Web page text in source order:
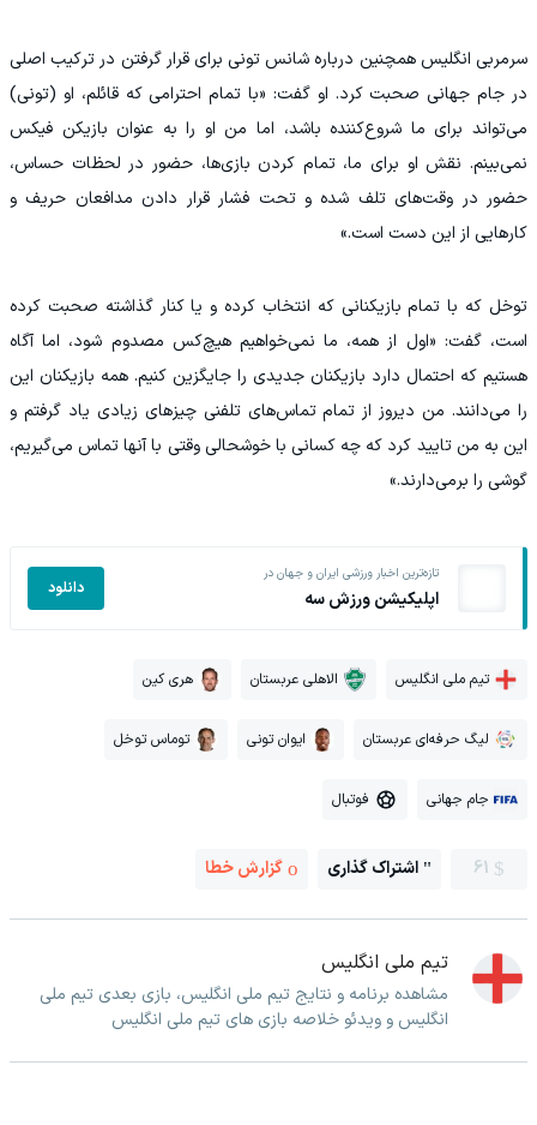
سرمربی انگلیس همچنین درباره شانس تونی برای قرار گرفتن در ترکیب اصلی
در جام جهانی صحبت کرد. او گفت: «با تمام احترامی که قائلم، او (تونی)
می‌تواند برای ما شروع‌کننده باشد، اما من او را به عنوان بازیکن فیکس
نمی‌بینم. نقش او برای ما، تمام کردن بازی‌ها، حضور در لحظات حساس،
حضور در وقت‌های تلف‌ شده و تحت فشار قرار دادن مدافعان حریف و
کارهایی از این دست است.»
توخل که با تمام بازیکنانی که انتخاب کرده و یا کنار گذاشته صحبت کرده
است، گفت: «اول از همه، ما نمی‌خواهیم هیچ‌کس مصدوم شود، اما آگاه
هستیم که احتمال دارد بازیکنان جدیدی را جایگزین کنیم. همه بازیکنان این
را می‌دانند. من دیروز از تمام تماس‌های تلفنی چیزهای زیادی یاد گرفتم و
این به من تایید کرد که چه کسانی با خوشحالی وقتی با آنها تماس می‌گیریم،
گوشی را برمی‌دارند.»
تازه‌ترین اخبار ورزشی ایران و جهان در
اپلیکیشن ورزش سه دانلود
تیم ملی انگلیس الاهلی عربستان هری کین
لیگ حرفه‌ای عربستان ایوان تونی توماس توخل
جام جهانی فوتبال
61 اشتراک گذاری گزارش خطا
تیم ملی انگلیس
مشاهده برنامه و نتایج تیم ملی انگلیس، بازی بعدی تیم ملی
انگلیس و ویدئو خلاصه بازی های تیم ملی انگلیس